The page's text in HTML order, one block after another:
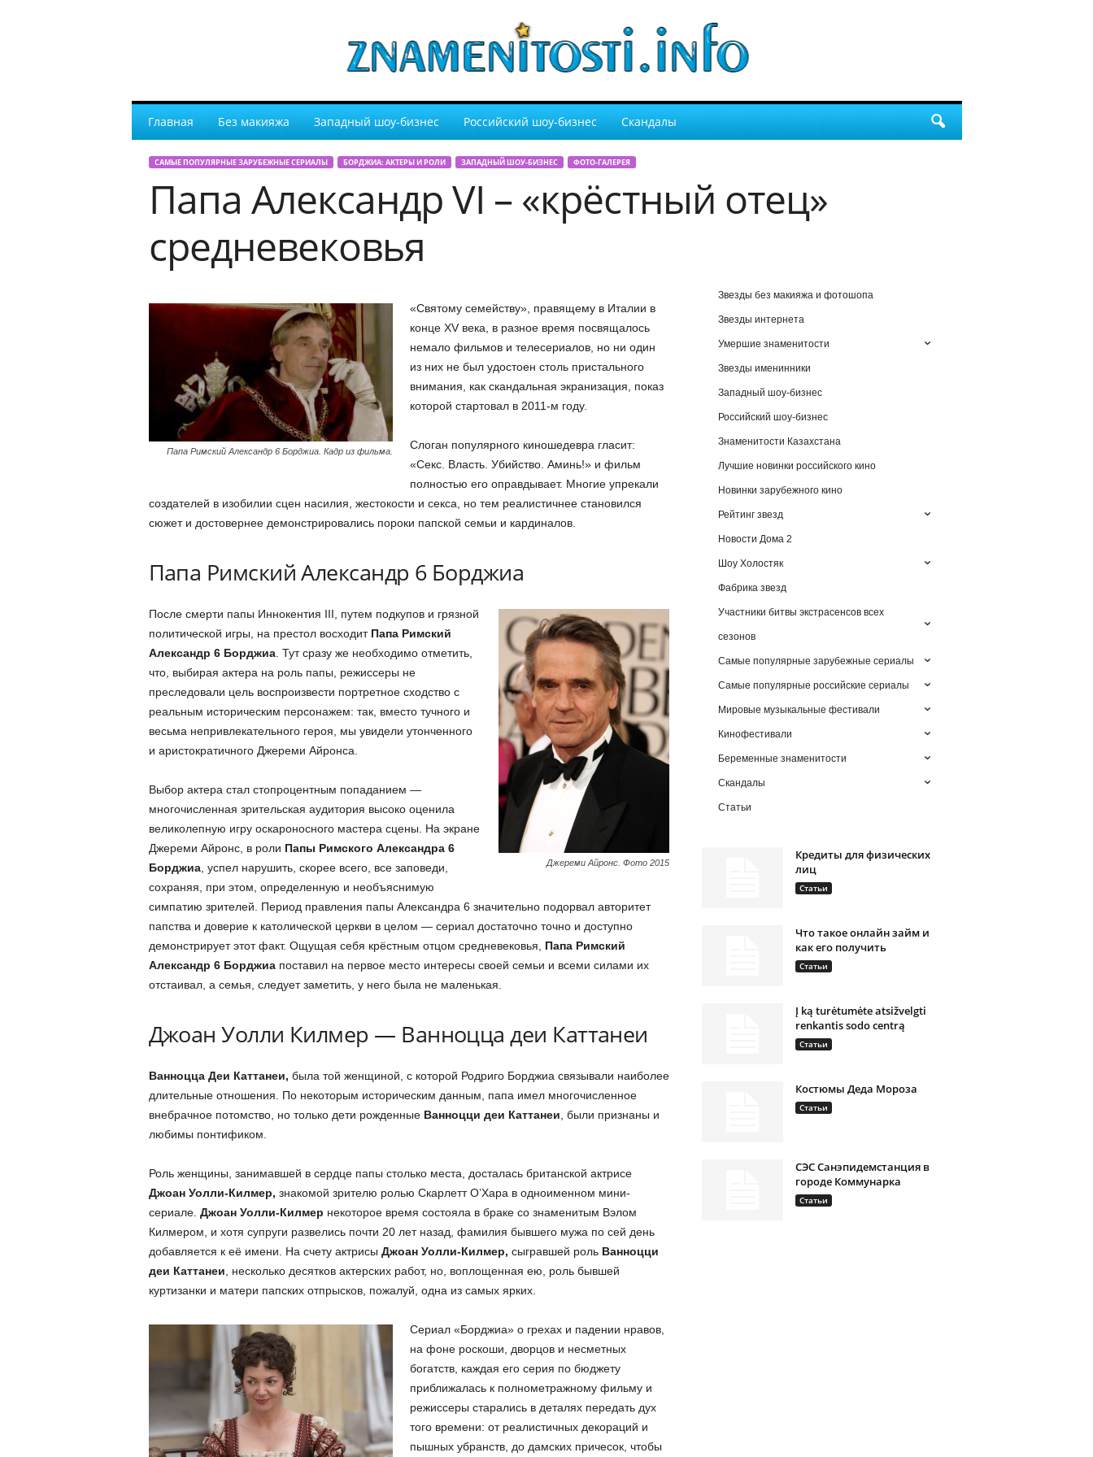
Главная Без макияжа Западный шоу-бизнес Российский шоу-бизнес Скандалы
САМЫЕ ПОПУЛЯРНЫЕ ЗАРУБЕЖНЫЕ СЕРИАЛЫ БОРДЖИА: АКТЕРЫ И РОЛИ ЗАПАДНЫЙ ШОУ-БИЗНЕС ФОТО-ГАЛЕРЕЯ
Папа Александр VI – «крёстный отец»
средневековья
Папа Римский Александр 6 Борджиа. Кадр из фильма.
«Святому семейству», правящему в Италии в
конце XV века, в разное время посвящалось
немало фильмов и телесериалов, но ни один
из них не был удостоен столь пристального
внимания, как скандальная экранизация, показ
которой стартовал в 2011-м году.
Слоган популярного киношедевра гласит:
«Секс. Власть. Убийство. Аминь!» и фильм
полностью его оправдывает. Многие упрекали
создателей в изобилии сцен насилия, жестокости и секса, но тем реалистичнее становился
сюжет и достовернее демонстрировались пороки папской семьи и кардиналов.
Папа Римский Александр 6 Борджиа
Джереми Айронс. Фото 2015
После смерти папы Иннокентия III, путем подкупов и грязной
политической игры, на престол восходит Папа Римский
Александр 6 Борджиа. Тут сразу же необходимо отметить,
что, выбирая актера на роль папы, режиссеры не
преследовали цель воспроизвести портретное сходство с
реальным историческим персонажем: так, вместо тучного и
весьма непривлекательного героя, мы увидели утонченного
и аристократичного Джереми Айронса.
Выбор актера стал стопроцентным попаданием —
многочисленная зрительская аудитория высоко оценила
великолепную игру оскароносного мастера сцены. На экране
Джереми Айронс, в роли Папы Римского Александра 6
Борджиа, успел нарушить, скорее всего, все заповеди,
сохраняя, при этом, определенную и необъяснимую
симпатию зрителей. Период правления папы Александра 6 значительно подорвал авторитет
папства и доверие к католической церкви в целом — сериал достаточно точно и доступно
демонстрирует этот факт. Ощущая себя крёстным отцом средневековья, Папа Римский
Александр 6 Борджиапоставил на первое место интересы своей семьи и всеми силами их
отстаивал, а семья, следует заметить, у него была не маленькая.
Джоан Уолли Килмер — Ванноцца деи Каттанеи
Ванноцца Деи Каттанеи, была той женщиной, с которой Родриго Борджиа связывали наиболее
длительные отношения. По некоторым историческим данным, папа имел многочисленное
внебрачное потомство, но только дети рожденные Ванноцци деи Каттанеи , были признаны и
любимы понтификом.
Роль женщины, занимавшей в сердце папы столько места, досталась британской актрисе
Джоан Уолли-Килмер, знакомой зрителю ролью Скарлетт О’Хара в одноименном мини-
сериале. Джоан Уолли-Килмер некоторое время состояла в браке со знаменитым Вэлом
Килмером, и хотя супруги развелись почти 20 лет назад, фамилия бывшего мужа по сей день
добавляется к её имени. На счету актрисы Джоан Уолли-Килмер, сыгравшей роль Ванноцци
деи Каттанеи , несколько десятков актерских работ, но, воплощенная ею, роль бывшей
куртизанки и матери папских отпрысков, пожалуй, одна из самых ярких.
Сериал «Борджиа» о грехах и падении нравов,
на фоне роскоши, дворцов и несметных
богатств, каждая его серия по бюджету
приближалась к полнометражному фильму и
режиссеры старались в деталях передать дух
того времени: от реалистичных декораций и
пышных убранств, до дамских причесок, чтобы
Звезды без макияжа и фотошопа
Звезды интернета
Умершие знаменитости
Звезды именинники
Западный шоу-бизнес
Российский шоу-бизнес
Знаменитости Казахстана
Лучшие новинки российского кино
Новинки зарубежного кино
Рейтинг звезд
Новости Дома 2
Шоу Холостяк
Фабрика звезд
Участники битвы экстрасенсов всех
сезонов
Самые популярные зарубежные сериалы
Самые популярные российские сериалы
Мировые музыкальные фестивали
Кинофестивали
Беременные знаменитости
Скандалы
Статьи
Кредиты для физических
лиц
Статьи
Что такое онлайн займ и
как его получить
Статьи
Į ką turėtumėte atsižvelgti
renkantis sodo centrą
Статьи
Костюмы Деда Мороза
Статьи
СЭС Санэпидемстанция в
городе Коммунарка
Статьи